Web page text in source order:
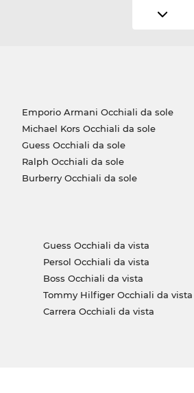
Emporio Armani Occhiali da sole
Michael Kors Occhiali da sole
Guess Occhiali da sole
Ralph Occhiali da sole
Burberry Occhiali da sole
Guess Occhiali da vista
Persol Occhiali da vista
Boss Occhiali da vista
Tommy Hilfiger Occhiali da vista
Carrera Occhiali da vista